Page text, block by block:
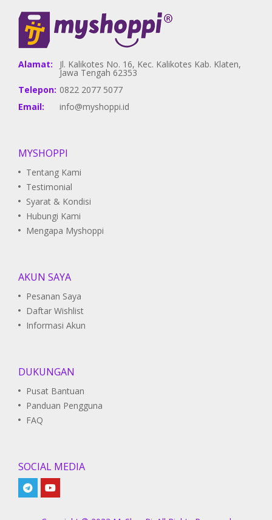
Alamat: Jl. Kalikotes No. 16, Kec. Kalikotes Kab. Klaten,
Jawa Tengah 62353
Telepon: 0822 2077 5077
Email:
info@myshoppi.id
MYSHOPPI
Tentang Kami
Testimonial
Syarat & Kondisi
Hubungi Kami
Mengapa Myshoppi
AKUN SAYA
Pesanan Saya
Daftar Wishlist
Informasi Akun
DUKUNGAN
Pusat Bantuan
Panduan Pengguna
FAQ
SOCIAL MEDIA